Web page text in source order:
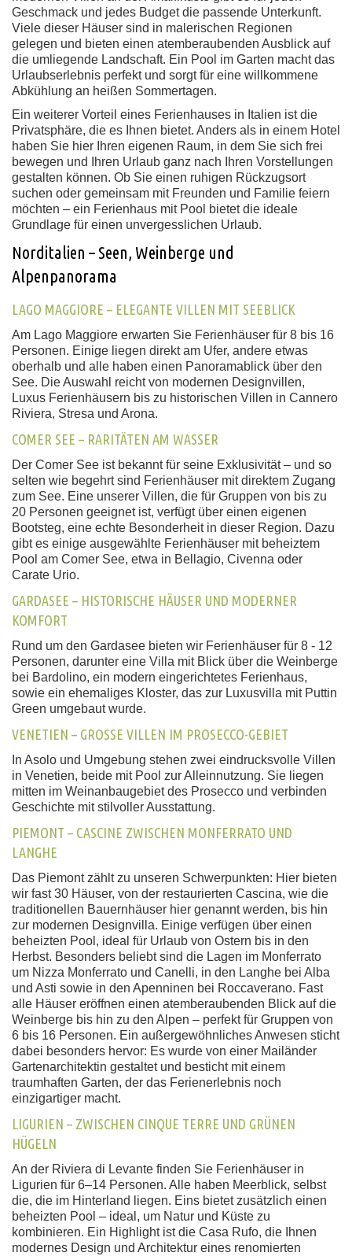
Geschmack und jedes Budget die passende Unterkunft.
Viele dieser Häuser sind in malerischen Regionen
gelegen und bieten einen atemberaubenden Ausblick auf
die umliegende Landschaft. Ein Pool im Garten macht das
Urlaubserlebnis perfekt und sorgt für eine willkommene
Abkühlung an heißen Sommertagen.
Ein weiterer Vorteil eines Ferienhauses in Italien ist die
Privatsphäre, die es Ihnen bietet. Anders als in einem Hotel
haben Sie hier Ihren eigenen Raum, in dem Sie sich frei
bewegen und Ihren Urlaub ganz nach Ihren Vorstellungen
gestalten können. Ob Sie einen ruhigen Rückzugsort
suchen oder gemeinsam mit Freunden und Familie feiern
möchten – ein Ferienhaus mit Pool bietet die ideale
Grundlage für einen unvergesslichen Urlaub.
Norditalien – Seen, Weinberge und
Alpenpanorama
LAGO MAGGIORE – ELEGANTE VILLEN MIT SEEBLICK
Am Lago Maggiore erwarten Sie Ferienhäuser für 8 bis 16
Personen. Einige liegen direkt am Ufer, andere etwas
oberhalb und alle haben einen Panoramablick über den
See. Die Auswahl reicht von modernen Designvillen,
Luxus Ferienhäusern bis zu historischen Villen in Cannero
Riviera, Stresa und Arona.
COMER SEE – RARITÄTEN AM WASSER
Der Comer See ist bekannt für seine Exklusivität – und so
selten wie begehrt sind Ferienhäuser mit direktem Zugang
zum See. Eine unserer Villen, die für Gruppen von bis zu
20 Personen geeignet ist, verfügt über einen eigenen
Bootsteg, eine echte Besonderheit in dieser Region. Dazu
gibt es einige ausgewählte Ferienhäuser mit beheiztem
Pool am Comer See, etwa in Bellagio, Civenna oder
Carate Urio.
GARDASEE – HISTORISCHE HÄUSER UND MODERNER
KOMFORT
Rund um den Gardasee bieten wir Ferienhäuser für 8 - 12
Personen, darunter eine Villa mit Blick über die Weinberge
bei Bardolino, ein modern eingerichtetes Ferienhaus,
sowie ein ehemaliges Kloster, das zur Luxusvilla mit Puttin
Green umgebaut wurde.
VENETIEN – GROSSE VILLEN IM PROSECCO-GEBIET
In Asolo und Umgebung stehen zwei eindrucksvolle Villen
in Venetien, beide mit Pool zur Alleinnutzung. Sie liegen
mitten im Weinanbaugebiet des Prosecco und verbinden
Geschichte mit stilvoller Ausstattung.
PIEMONT – CASCINE ZWISCHEN MONFERRATO UND
LANGHE
Das Piemont zählt zu unseren Schwerpunkten: Hier bieten
wir fast 30 Häuser, von der restaurierten Cascina, wie die
traditionellen Bauernhäuser hier genannt werden, bis hin
zur modernen Designvilla. Einige verfügen über einen
beheizten Pool, ideal für Urlaub von Ostern bis in den
Herbst. Besonders beliebt sind die Lagen im Monferrato
um Nizza Monferrato und Canelli, in den Langhe bei Alba
und Asti sowie in den Apenninen bei Roccaverano. Fast
alle Häuser eröffnen einen atemberaubenden Blick auf die
Weinberge bis hin zu den Alpen – perfekt für Gruppen von
6 bis 16 Personen. Ein außergewöhnliches Anwesen sticht
dabei besonders hervor: Es wurde von einer Mailänder
Gartenarchitektin gestaltet und besticht mit einem
traumhaften Garten, der das Ferienerlebnis noch
einzigartiger macht.
LIGURIEN – ZWISCHEN CINQUE TERRE UND GRÜNEN
HÜGELN
An der Riviera di Levante finden Sie Ferienhäuser in
Ligurien für 6–14 Personen. Alle haben Meerblick, selbst
die, die im Hinterland liegen. Eins bietet zusätzlich einen
beheizten Pool – ideal, um Natur und Küste zu
kombinieren. Ein Highlight ist die Casa Rufo, die Ihnen
modernes Design und Architektur eines renomierten